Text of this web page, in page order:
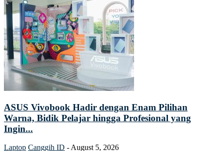
ASUS Vivobook Hadir dengan Enam Pilihan
Warna, Bidik Pelajar hingga Profesional yang
Ingin...
Laptop Canggih ID - August 5, 2026